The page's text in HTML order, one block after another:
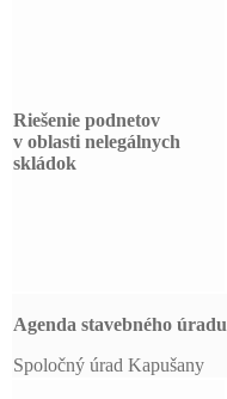
Riešenie podnetov
v oblasti nelegálnych
skládok
Agenda stavebného úradu
Spoločný úrad Kapušany